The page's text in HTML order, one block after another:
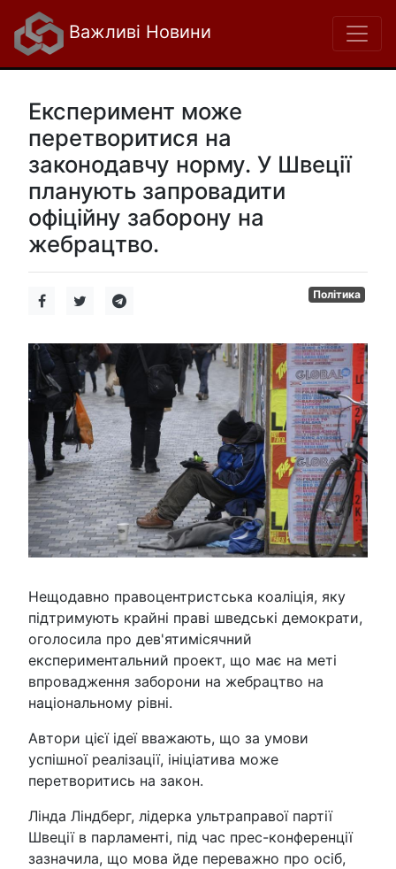
Важливі Новини
Експеримент може
перетворитися на
законодавчу норму. У Швеції
планують запровадити
офіційну заборону на
жебрацтво.
Політика
Нещодавно правоцентристська коаліція, яку
підтримують крайні праві шведські демократи,
оголосила про дев'ятимісячний
експериментальний проект, що має на меті
впровадження заборони на жебрацтво на
національному рівні.
Автори цієї ідеї вважають, що за умови
успішної реалізації, ініціатива може
перетворитись на закон.
Лінда Ліндберг, лідерка ультраправої партії
Швеції в парламенті, під час прес-конференції
зазначила, що мова йде переважно про осіб,